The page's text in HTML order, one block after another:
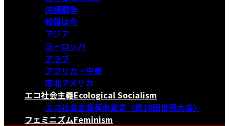
沖縄闘争
韓国は今
アジア
ヨーロッパ
アラブ
アフリカ・中東
南北アメリカ
エコ社会主義Ecological Socialism
エコ社会主義革命宣言〈第18回世界大会〉
フェミニズムFeminism